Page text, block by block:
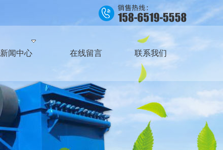
新闻中心 在线留言 联系我们